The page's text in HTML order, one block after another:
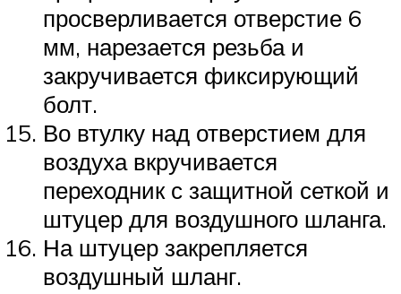
просверливается отверстие 6
мм, нарезается резьба и
закручивается фиксирующий
болт.
Во втулку над отверстием для
воздуха вкручивается
переходник с защитной сеткой и
штуцер для воздушного шланга.
На штуцер закрепляется
воздушный шланг.